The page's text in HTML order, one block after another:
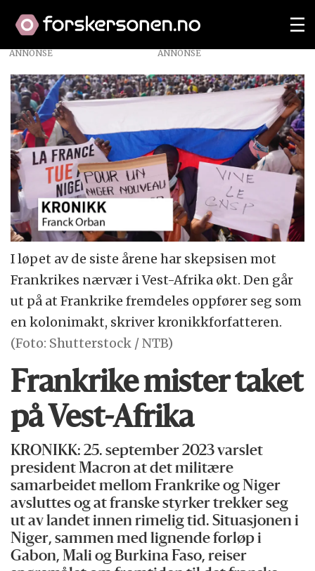
ANNONSE
I løpet av de siste årene har skepsisen mot
Frankrikes nærvær i Vest-Afrika økt. Den går
ut på at Frankrike fremdeles oppfører seg som
en kolonimakt, skriver kronikkforfatteren.
(Foto: Shutterstock / NTB)
Frankrike mister taket
på Vest-Afrika
KRONIKK: 25. september 2023 varslet
president Macron at det militære
samarbeidet mellom Frankrike og Niger
avsluttes og at franske styrker trekker seg
ut av landet innen rimelig tid. Situasjonen i
Niger, sammen med lignende forløp i
Gabon, Mali og Burkina Faso, reiser